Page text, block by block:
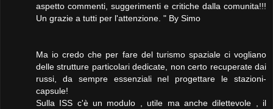
aspetto commenti, suggerimenti e critiche dalla comunita!!!
Un grazie a tutti per l'attenzione. " By Simo
Ma io credo che per fare del turismo spaziale ci vogliano
delle strutture particolari dedicate, non certo recuperate dai
russi, da sempre essenziali nel progettare le stazioni-
capsule!
Sulla ISS c'è un modulo , utile ma anche dilettevole , il